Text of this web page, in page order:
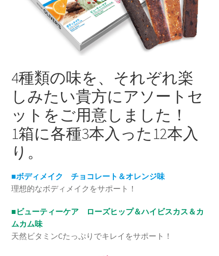
サンプルページ
ショップ
テスト
トップページ
ブログ一覧ページ
マイアカウント
4種類の味を、それぞれ楽
しみたい貴方にアソートセ
ットをご用意しました！
1箱に各種3本入った12本入
り。
■ボディメイク チョコレート＆オレンジ味
理想的なボディメイクをサポート！
■ビューティーケア ローズヒップ＆ハイビスカス＆カ
ムカム味
天然ビタミンCたっぷりでキレイをサポート！